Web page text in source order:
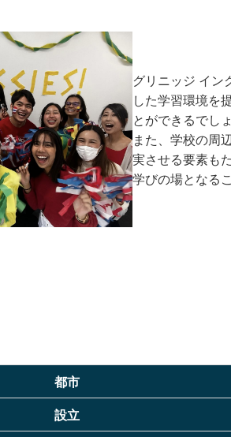
グリニッジ イン
した学習環境を
とができるでしょ
また、学校の周
実させる要素も
学びの場となる
都市
設立